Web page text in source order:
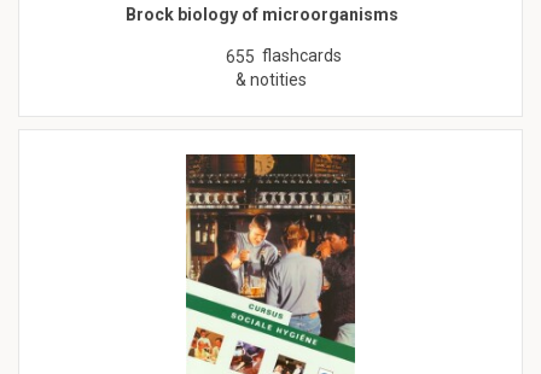
Brock biology of microorganisms
655 flashcards
& notities